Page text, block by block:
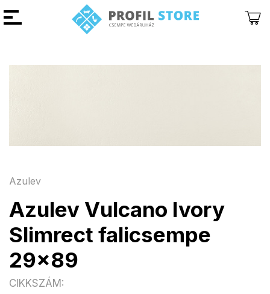
Azulev
Azulev Vulcano Ivory
Slimrect falicsempe
29x89
CIKKSZÁM: